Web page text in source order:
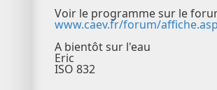
Voir le programme sur le
www.caev.fr/forum/
A bientôt sur l'eau
Eric
ISO 832